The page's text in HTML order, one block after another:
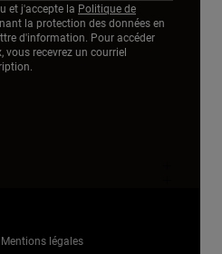
et j'accepte la Politique de
la protection des données en
d'information. Pour accéder
vous recevrez un courriel
Mentions légales